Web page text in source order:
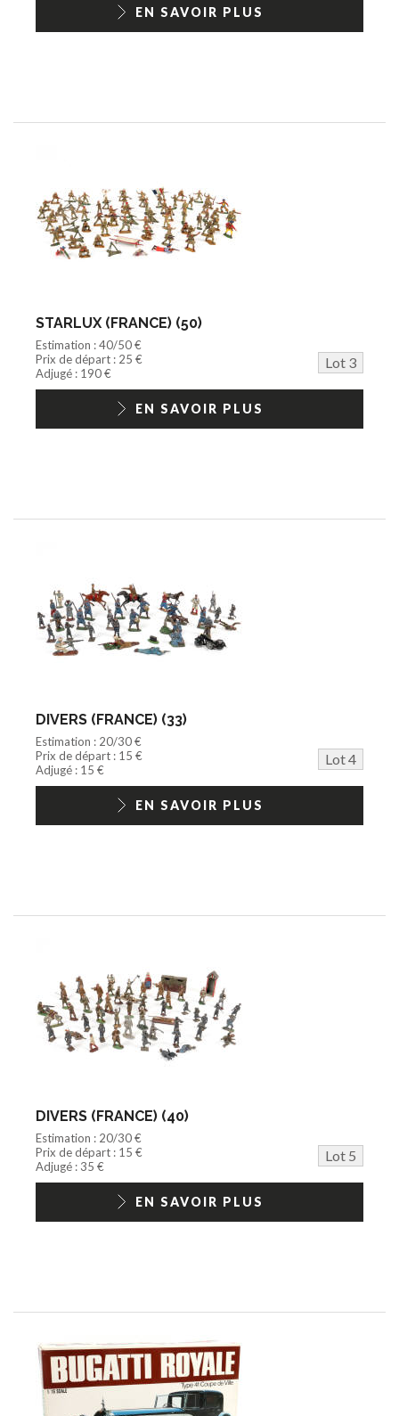
EN SAVOIR PLUS
STARLUX (FRANCE) (50)
Estimation : 40/50 €
Prix de départ : 25 €
Lot 3
Adjugé : 190 €
EN SAVOIR PLUS
DIVERS (FRANCE) (33)
Estimation : 20/30 €
Prix de départ : 15 €
Lot 4
Adjugé : 15 €
EN SAVOIR PLUS
DIVERS (FRANCE) (40)
Estimation : 20/30 €
Prix de départ : 15 €
Lot 5
Adjugé : 35 €
EN SAVOIR PLUS